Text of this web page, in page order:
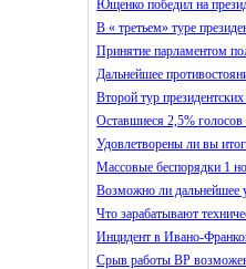
Ющенко победил на
В « третьем» туре
Принятие парламентом
Дальнейшее
Второй тур
Оставшиеся 2,5%
Удовлетворены ли вы
Массовые беспорядки 1
Возможно ли дальнейшее
Что зарабатывают
Инцидент в Ивано-
Срыв работы ВР